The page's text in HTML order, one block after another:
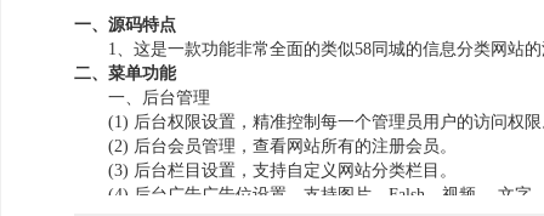
一、源码特点
1、这是一款功能非常全面的类似58同城的信息分类网站的
二、菜单功能
一、后台管理
(1) 后台权限设置，精准控制每一个管理员用户的访问权限
(2) 后台会员管理，查看网站所有的注册会员。
(3) 后台栏目设置，支持自定义网站分类栏目。
(4) 后台广告广告位设置，支持图片、Falsh、视频 、文字